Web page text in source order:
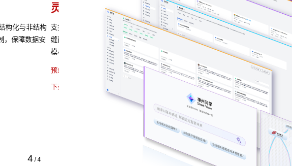
用开发模式，无
企业级应用场景
模型算力全面优化
BG大游集团问学支持信创/非信创、多品牌CPU与GPU异构多端算力
的统一管理，解决大模型算力技术瓶颈，可根据模型、芯片类型，弹
性调度，提高关键核心算力GPU使用效率。
预约专家咨询 >>
4 /4